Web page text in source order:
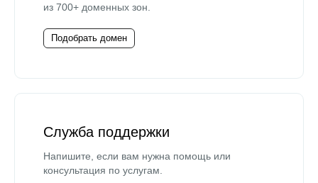
из 700+ доменных зон.
Подобрать домен
Служба поддержки
Напишите, если вам нужна помощь или
консультация по услугам.